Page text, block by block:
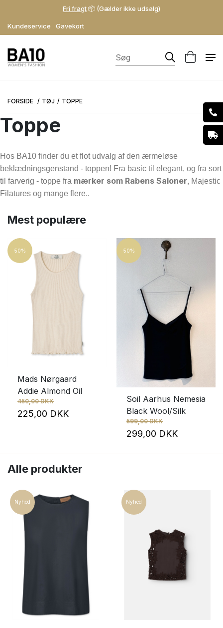
Kundeservice Gavekort
Fri fragt📦 (Gælder ikke udsalg)
FORSIDE TØJ TOPPE
Mærke
Blue Sportswear
Lovechild 1979
Rue De Tokyo
Soil Aarhus
Wuth
Pris
162 DKK 1,595DKK
Toppe
Hos BA10 finder du et flot udvalg af den ærmeløse
beklædningsgenstand - toppen! Fra basic til elegant, og fra sort
til farverig - toppe fra mærker som Rabens Saloner, Majestic
Filatures og mange flere..
Mest populære
50%
Mads Nørgaard
Addie Almond Oil
450,00 DKK
225,00 DKK
50%
Soil Aarhus Nemesia
Black Wool/Silk
599,00 DKK
299,00 DKK
Alle produkter
Nyhed Nyhed